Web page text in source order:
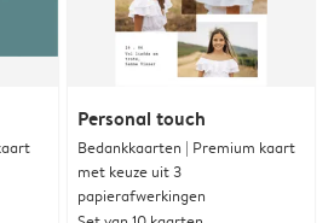
Personal touch
Bedankkaarten | Premium kaart
met keuze uit 3
papierafwerkingen